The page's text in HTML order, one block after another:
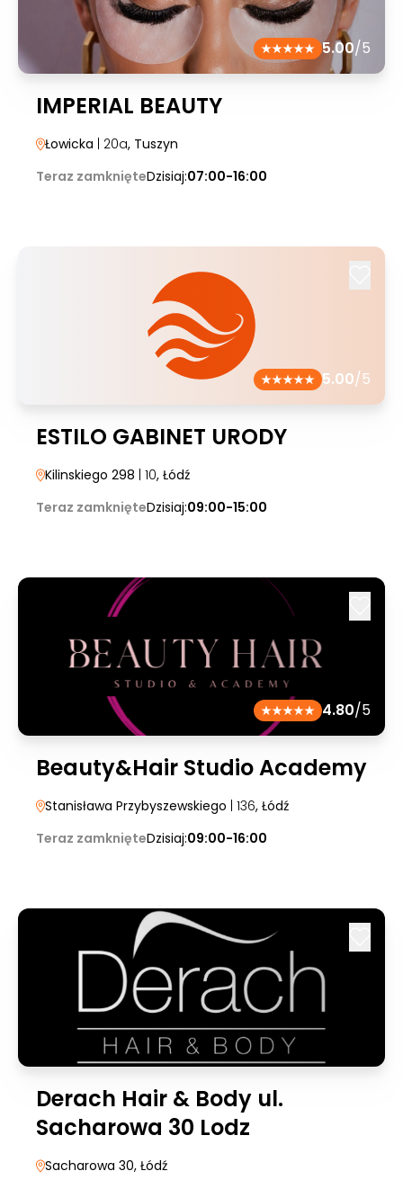
5.00/5
IMPERIAL BEAUTY
Łowicka | 20a, Tuszyn
Teraz zamknięteDzisiaj:07:00-16:00
5.00/5
ESTILO GABINET URODY
Kilinskiego 298 | 10, Łódź
Teraz zamknięteDzisiaj:09:00-15:00
4.80/5
Beauty&Hair Studio Academy
Stanisława Przybyszewskiego | 136, Łódź
Teraz zamknięteDzisiaj:09:00-16:00
Derach Hair & Body ul.
Sacharowa 30 Lodz
Sacharowa 30, Łódź